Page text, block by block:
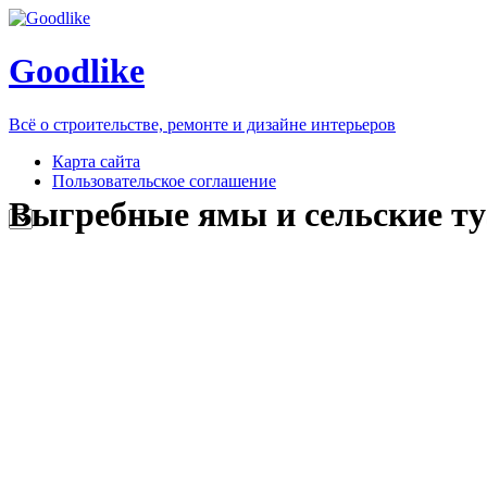
Goodlike
Всё о строительстве, ремонте и дизайне интерьеров
Карта сайта
Пользовательское соглашение
Выгребные ямы и сельские